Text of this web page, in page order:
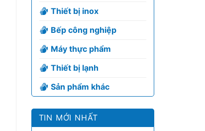
Thiết bị inox
Bếp công nghiệp
Máy thực phẩm
Thiết bị lạnh
Sản phẩm khác
TIN MỚI NHẤT